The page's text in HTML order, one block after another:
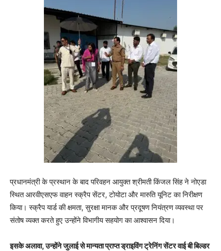
प्रधानमंत्री के प्रस्थान के बाद परिवहन आयुक्त श्रीमती किंजल सिंह ने नोएडा
स्थित आरवीएसएफ वाहन स्क्रैप सेंटर, टोयोटा और मारुति यूनिट का निरीक्षण
किया। स्क्रैप यार्ड की क्षमता, सुरक्षा मानक और प्रदूषण नियंत्रण व्यवस्था पर
संतोष व्यक्त करते हुए उन्होंने विभागीय सहयोग का आश्वासन दिया।
इसके अलावा, उन्होंने जुलाई से मान्यता प्राप्त ड्राइविंग ट्रेनिंग सेंटर वाई बी बिल्डर